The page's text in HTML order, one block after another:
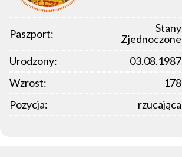
Paszport:
Stany
Zjednoczone
Urodzony:
03.08.1987
Wzrost:
178
Pozycja:
rzucająca